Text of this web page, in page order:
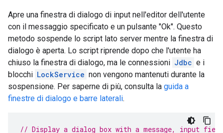
Apre una finestra di dialogo di input nell'editor dell'utente
con il messaggio specificato e un pulsante "Ok". Questo
metodo sospende lo script lato server mentre la finestra di
dialogo è aperta. Lo script riprende dopo che l'utente ha
chiuso la finestra di dialogo, ma le connessioni Jdbc e i
blocchi LockService non vengono mantenuti durante la
sospensione. Per saperne di più, consulta la guida a
finestre di dialogo e barre laterali.
// Display a dialog box with a message, input